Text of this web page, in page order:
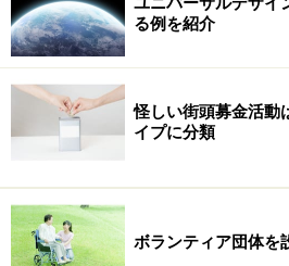
積み重ねていくことが大切なので
る例を紹介
怪しい街頭募金活動
イプに分類
ボランティア団体を